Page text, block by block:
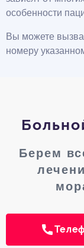
особенности
Вы можете
номеру
Берем